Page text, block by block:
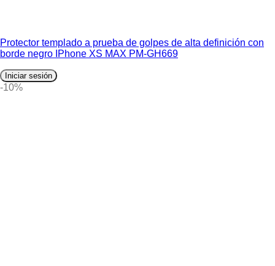
Protector templado a prueba de golpes de alta definición con
borde negro IPhone XS MAX PM-GH669
Iniciar sesión
-10%